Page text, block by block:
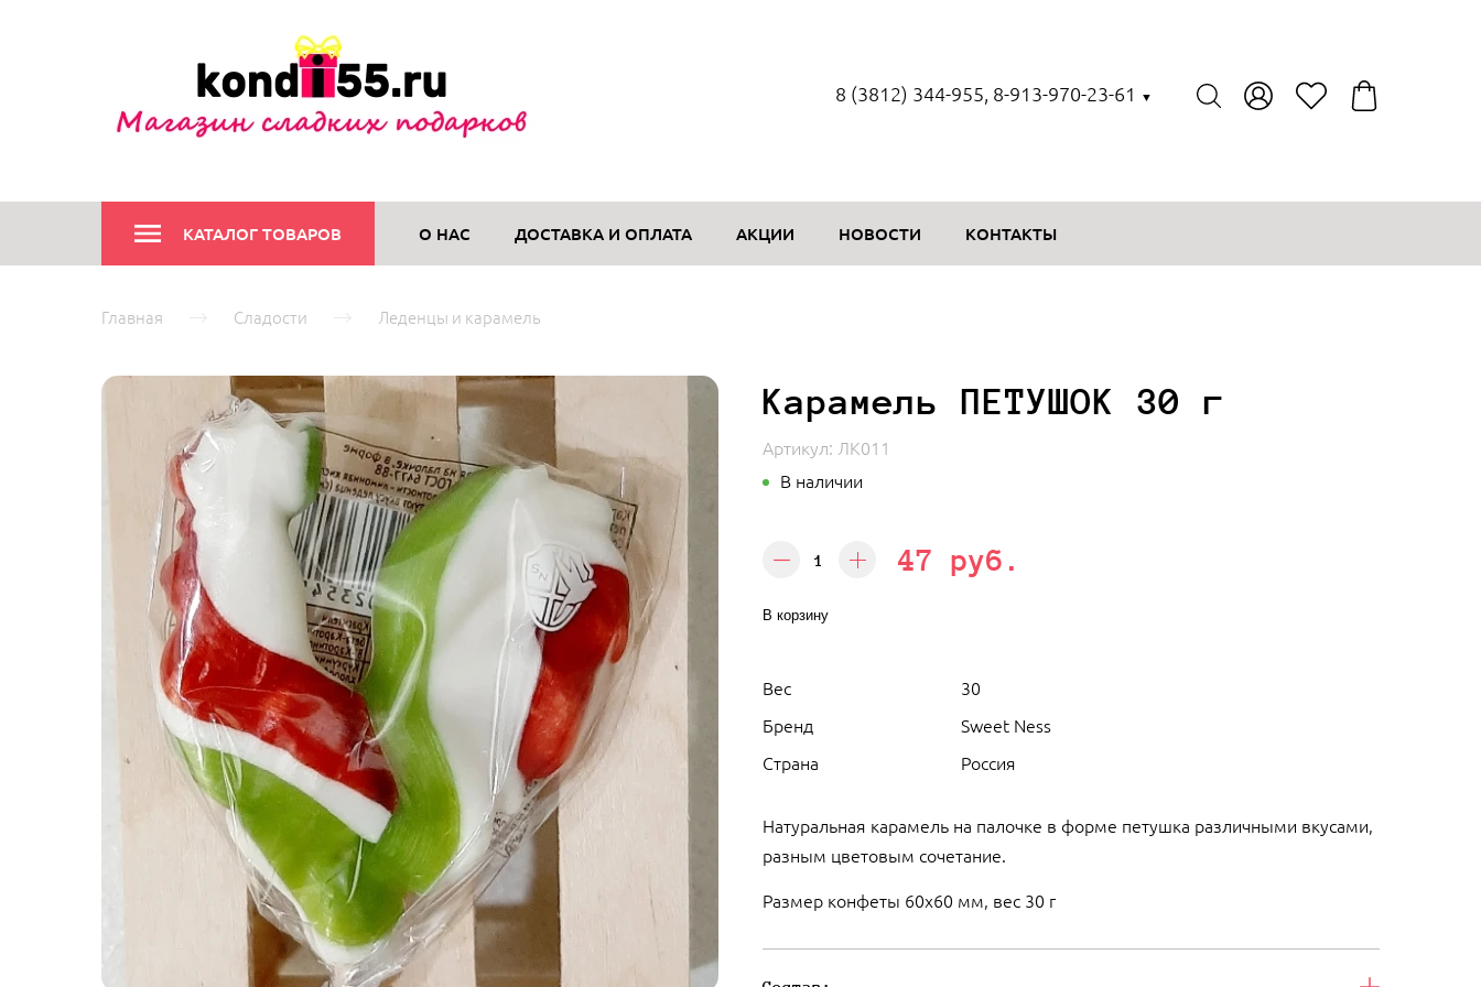
8 (3812) 344-955, 8-913-970-23-61 ▼
КАТАЛОГ ТОВАРОВ О НАС ДОСТАВКА И ОПЛАТА АКЦИИ НОВОСТИ КОНТАКТЫ
Главная Сладости Леденцы и карамель
Карамель ПЕТУШОК 30 г
Артикул: ЛК011
В наличии
47 руб.
В корзину
Вес
30
Бренд
Sweet Ness
Страна
Россия
Натуральная карамель на палочке в форме петушка различными вкусами,
разным цветовым сочетание.
Размер конфеты 60х60 мм, вес 30 г